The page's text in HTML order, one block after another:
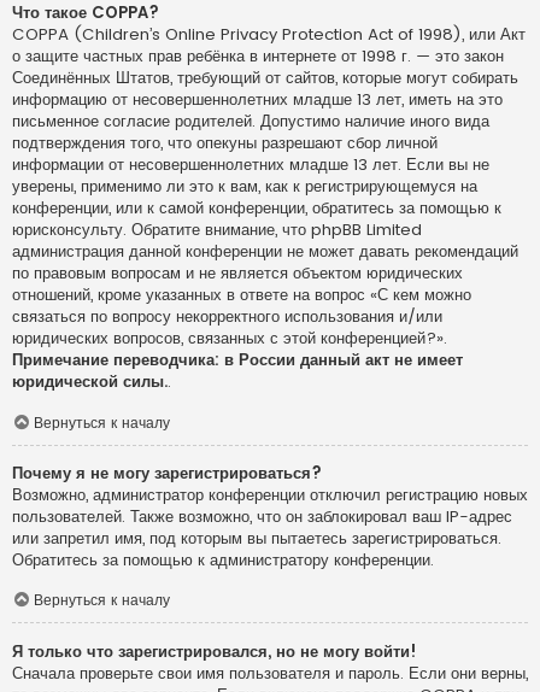
Что такое COPPA?
COPPA (Children’s Online Privacy Protection Act of 1998), или Акт
о защите частных прав ребёнка в интернете от 1998 г. — это закон
Соединённых Штатов, требующий от сайтов, которые могут собирать
информацию от несовершеннолетних младше 13 лет, иметь на это
письменное согласие родителей. Допустимо наличие иного вида
подтверждения того, что опекуны разрешают сбор личной
информации от несовершеннолетних младше 13 лет. Если вы не
уверены, применимо ли это к вам, как к регистрирующемуся на
конференции, или к самой конференции, обратитесь за помощью к
юрисконсульту. Обратите внимание, что phpBB Limited
администрация данной конференции не может давать рекомендаций
по правовым вопросам и не является объектом юридических
отношений, кроме указанных в ответе на вопрос «С кем можно
связаться по вопросу некорректного использования и/или
юридических вопросов, связанных с этой конференцией?».
Примечание переводчика: в России данный акт не имеет
юридической силы..
Вернуться к началу
Почему я не могу зарегистрироваться?
Возможно, администратор конференции отключил регистрацию новых
пользователей. Также возможно, что он заблокировал ваш IP-адрес
или запретил имя, под которым вы пытаетесь зарегистрироваться.
Обратитесь за помощью к администратору конференции.
Вернуться к началу
Я только что зарегистрировался, но не могу войти!
Сначала проверьте свои имя пользователя и пароль. Если они верны,